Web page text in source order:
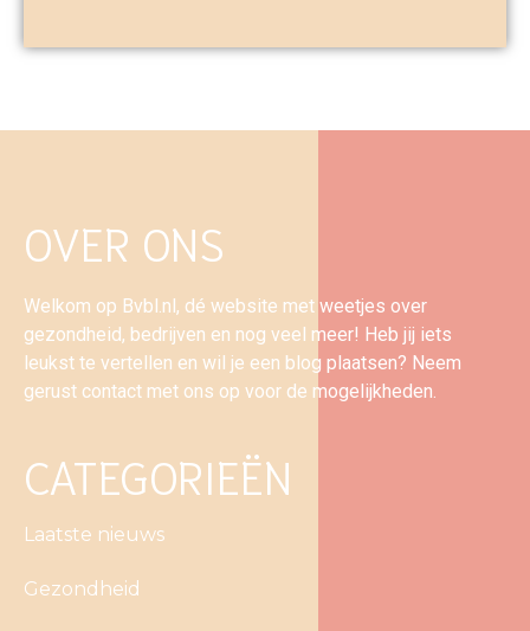
OVER ONS
Welkom op Bvbl.nl, dé website met weetjes over
gezondheid, bedrijven en nog veel meer! Heb jij iets
leukst te vertellen en wil je een blog plaatsen? Neem
gerust contact met ons op voor de mogelijkheden.
CATEGORIEËN
Laatste nieuws
Gezondheid